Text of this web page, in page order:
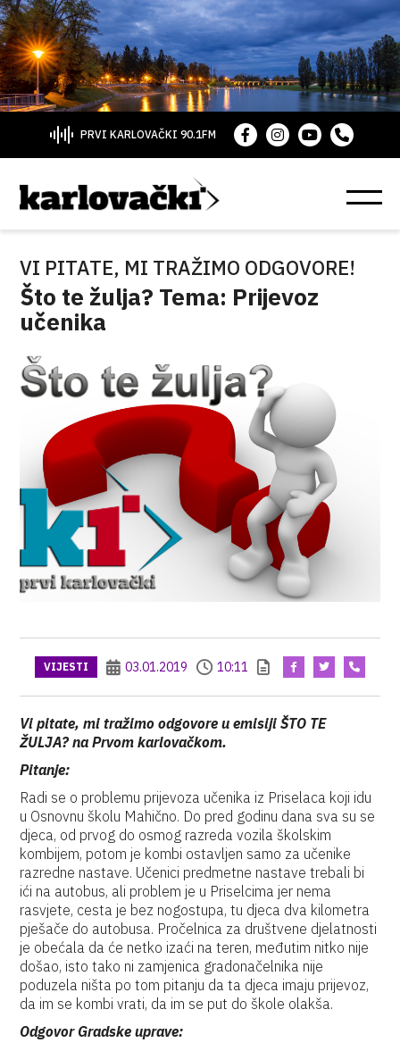
PRVI KARLOVAČKI 90.1FM
VI PITATE, MI TRAŽIMO ODGOVORE!
Što te žulja? Tema: Prijevoz
učenika
VIJESTI 03.01.2019 10:11
Vi pitate, mi tražimo odgovore u emisiji ŠTO TE
ŽULJA? na Prvom karlovačkom.
Pitanje:
Radi se o problemu prijevoza učenika iz Priselaca koji idu
u Osnovnu školu Mahično. Do pred godinu dana sva su se
djeca, od prvog do osmog razreda vozila školskim
kombijem, potom je kombi ostavljen samo za učenike
razredne nastave. Učenici predmetne nastave trebali bi
ići na autobus, ali problem je u Priselcima jer nema
rasvjete, cesta je bez nogostupa, tu djeca dva kilometra
pješače do autobusa. Pročelnica za društvene djelatnosti
je obećala da će netko izaći na teren, međutim nitko nije
došao, isto tako ni zamjenica gradonačelnika nije
poduzela ništa po tom pitanju da ta djeca imaju prijevoz,
da im se kombi vrati, da im se put do škole olakša.
Odgovor Gradske uprave: